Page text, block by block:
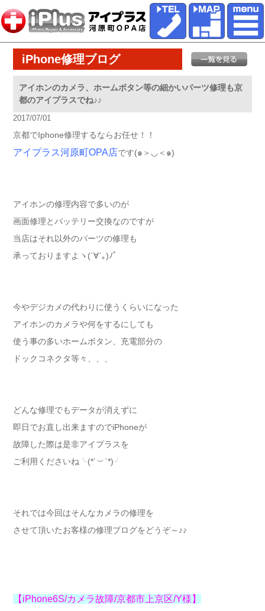
iPhone修理ブログ
アイホンのカメラ、ホームボタン等の細かいパーツ修理も京
都のアイプラスでね♪♪
2017/07/01
京都でIphone修理するならお任せ！！
アイプラス河原町OPA店です(๑＞◡＜๑)
アイホンの修理内容で多いのが
画面修理とバッテリー交換なのですが
当店はそれ以外のパーツの修理も
承っておりますよヽ(´∀`｡)ﾉﾟ
今やデジカメの代わりに使うくらいになった
アイホンのカメラや何をするにしても
使う事の多いホームボタン、充電部分の
ドックコネクタ等々、、、
どんな修理でもデータが消えずに
即日でお直し出来ますのでiPhoneが
故障した際は是非アイプラスを
ご利用くださいね╰(*´︶`*)╯
それでは今回はそんなカメラの修理を
させて頂いたお客様の修理ブログをどうぞ～♪♪
【iPhone6S/カメラ故障/京都市上京区/Y様】